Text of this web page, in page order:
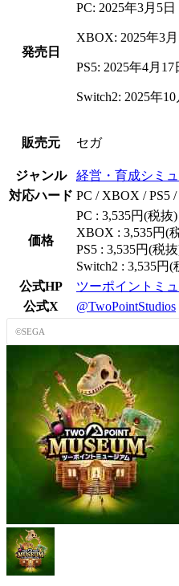
発売日
PC: 2025年3月5日
XBOX: 2025年3月
PS5: 2025年4月17
Switch2: 2025年10
販売元 セガ
ジャンル
経営・育成シミ
対応ハード PC / XBOX / PS5 /
価格
PC : 3,535円(税抜)
XBOX : 3,535円(
PS5 : 3,535円(税
Switch2 : 3,535円(
公式HP
ツーポイントミ
公式X
@TwoPointStudios
©SEGA